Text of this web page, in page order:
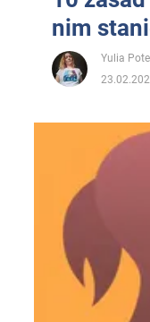
Rozrywka
Życie
Wojna na
Jedzenie
nim
Yulia